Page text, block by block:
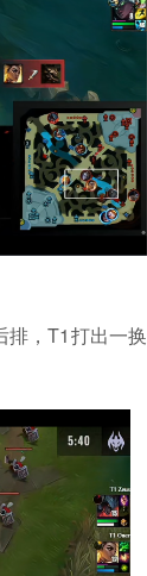
排，T1打出一换